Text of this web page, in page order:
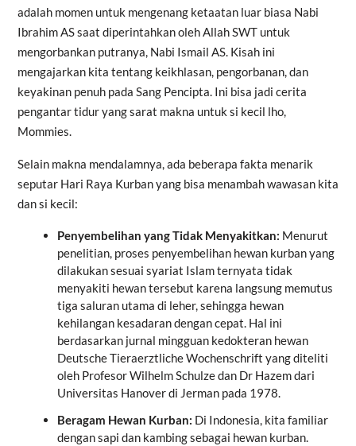
adalah momen untuk mengenang ketaatan luar biasa Nabi
Ibrahim AS saat diperintahkan oleh Allah SWT untuk
mengorbankan putranya, Nabi Ismail AS. Kisah ini
mengajarkan kita tentang keikhlasan, pengorbanan, dan
keyakinan penuh pada Sang Pencipta. Ini bisa jadi cerita
pengantar tidur yang sarat makna untuk si kecil lho,
Mommies.
Selain makna mendalamnya, ada beberapa fakta menarik
seputar Hari Raya Kurban yang bisa menambah wawasan kita
dan si kecil:
Penyembelihan yang Tidak Menyakitkan: Menurut
penelitian, proses penyembelihan hewan kurban yang
dilakukan sesuai syariat Islam ternyata tidak
menyakiti hewan tersebut karena langsung memutus
tiga saluran utama di leher, sehingga hewan
kehilangan kesadaran dengan cepat. Hal ini
berdasarkan jurnal mingguan kedokteran hewan
Deutsche Tieraerztliche Wochenschrift yang diteliti
oleh Profesor Wilhelm Schulze dan Dr Hazem dari
Universitas Hanover di Jerman pada 1978.
Beragam Hewan Kurban: Di Indonesia, kita familiar
dengan sapi dan kambing sebagai hewan kurban.